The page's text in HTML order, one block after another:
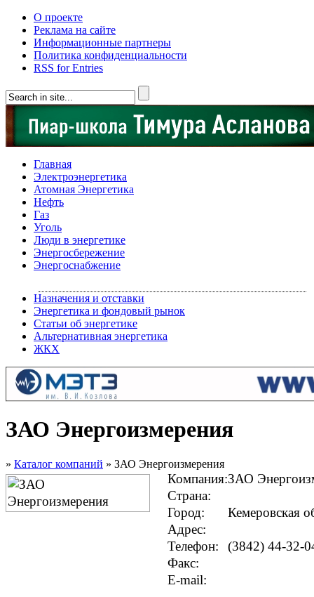
О проекте
Реклама на сайте
Информационные партнеры
Политика конфиденциальности
RSS for Entries
Главная
Электроэнергетика
Атомная Энергетика
Нефть
Газ
Уголь
Люди в энергетике
Энергосбережение
Энергоснабжение
Назначения и отставки
Энергетика и фондовый рынок
Статьи об энергетике
Альтернативная энергетика
ЖКХ
ЗАО Энергоизмерения
» Каталог компаний » ЗАО Энергоизмерения
Компания:ЗАО
Страна:
Город:
Кемеровская
Адрес:
Телефон:
(3842) 44-32-
Факс:
E-mail: